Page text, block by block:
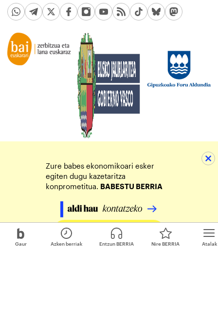
Gaur Atalak
Azken berriak Entzun BERRIA Nire BERRIA
Zure babes ekonomikoari esker
egiten dugu kazetaritza
konprometitua. BABESTU BERRIA
Egin zure ekarpena